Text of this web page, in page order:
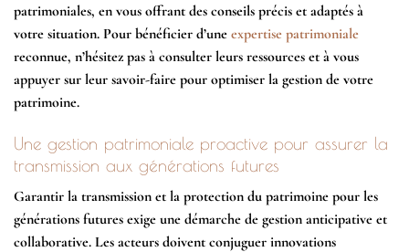
patrimoniales, en vous offrant des conseils précis et adaptés à
votre situation. Pour bénéficier d’une expertise patrimoniale
reconnue, n’hésitez pas à consulter leurs ressources et à vous
appuyer sur leur savoir-faire pour optimiser la gestion de votre
patrimoine.
Une gestion patrimoniale proactive pour assurer la
transmission aux générations futures
Garantir la transmission et la protection du patrimoine pour les
générations futures exige une démarche de gestion anticipative et
collaborative. Les acteurs doivent conjuguer innovations